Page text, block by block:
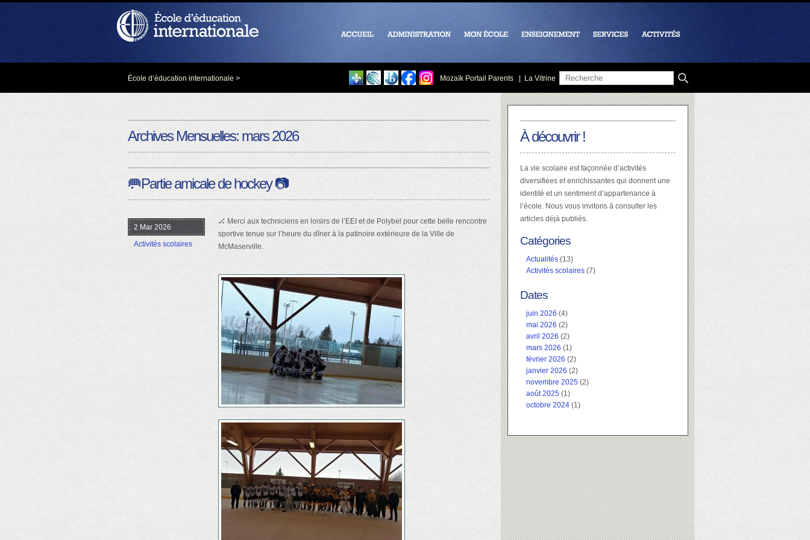
École d’éducation internationale > Mozaïk Portail Parents La Vitrine
Archives Mensuelles: mars 2026
🥅Partie amicale de hockey 📷
2 Mar 2026
Activités scolaires
🏒 Merci aux techniciens en loisirs de l’EEI et de Polybel pour cette belle rencontre
sportive tenue sur l’heure du dîner à la patinoire extérieure de la Ville de
McMaserville.
À découvrir !
La vie scolaire est façonnée d’activités
diversifiées et enrichissantes qui donnent une
identité et un sentiment d’appartenance à
l’école. Nous vous invitons à consulter les
articles déjà publiés.
Catégories
Actualités (13)
Activités scolaires (7)
Dates
juin 2026 (4)
mai 2026 (2)
avril 2026 (2)
mars 2026 (1)
février 2026 (2)
janvier 2026 (2)
novembre 2025 (2)
août 2025 (1)
octobre 2024 (1)